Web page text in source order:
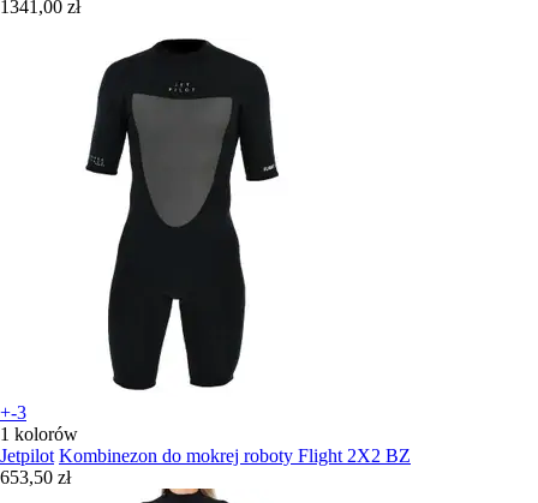
1341,00 zł
+-3
1 kolorów
Jetpilot Kombinezon do mokrej roboty Flight 2X2 BZ
653,50 zł